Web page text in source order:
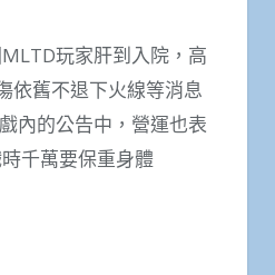
玩家肝到入院，高
依舊不退下火線等消息
內的公告中，營運也表
千萬要保重身體